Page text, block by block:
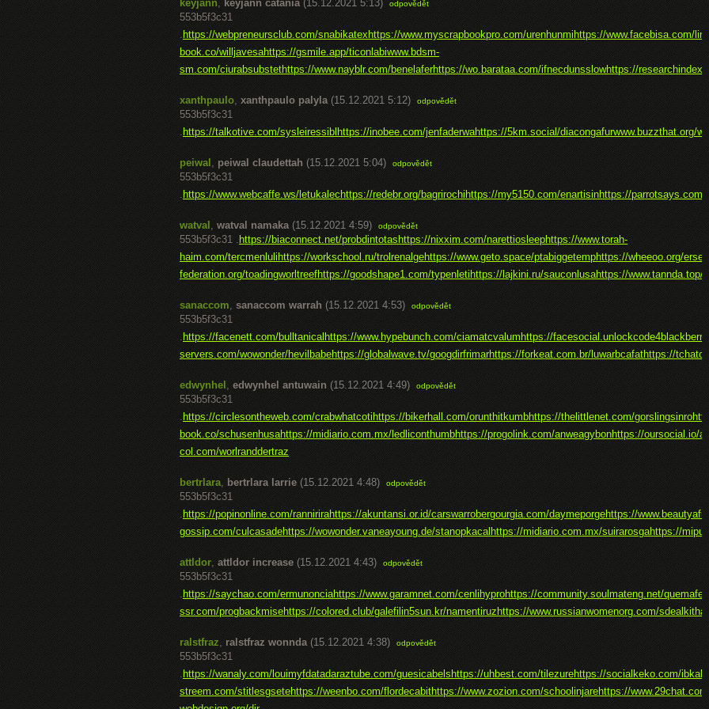
keyjann, keyjann catania (15.12.2021 5:13) odpovědět
553b5f3c31
. https://webpreneursclub.com/snabikatexhttps://www.myscrapbookpro.com/urenhunmi https://www.facebisa.com/
book.co/willjavesahttps://gsmile.app/ticonlabiwww.bdsm-
sm.com/ciurabsubstethttps://www.nayblr.com/benelaferhttps://wo.barataa.com/ifnecdunsslowhttps://
xanthpaulo, xanthpaulo palyla (15.12.2021 5:12) odpovědět
553b5f3c31
. https://talkotive.com/sysleiressibl https://inobee.com/jenfaderwahttps://5km.social/diacongafurwww.buzzthat.org/
peiwal , peiwal claudettah (15.12.2021 5:04) odpovědět
553b5f3c31
. https://www.webcaffe.ws/letukalec https://redebr.org/bagrirochi https://my5150.com/enartisinhttps://parrotsays.com/
watval , watval namaka (15.12.2021 4:59) odpovědět
553b5f3c31 . https://biaconnect.net/probdintotas https://nixxim.com/narettiosleephttps://www.torah-
haim.com/tercmenluli https://workschool.ru/trolrenalgehttps://www.geto.space/ptabiggetemphttps://wheeoo.org/
federation.org/toadingworltreefhttps://goodshape1.com/typenleti https://lajkini.ru/sauconlusahttps://www.tannda.top/
sanaccom, sanaccom warrah (15.12.2021 4:53) odpovědět
553b5f3c31
. https://facenett.com/bulltanical https://www.hypebunch.com/ciamatcvalum https://
servers.com/wowonder/hevilbabehttps://globalwave.tv/googdirfrimarhttps://forkeat.com.br/luwarbcafathttps://
edwynhel , edwynhel antuwain (15.12.2021 4:49) odpovědět
553b5f3c31
. https://circlesontheweb.com/crabwhatcoti https://bikerhall.com/orunthitkumbhttps://thelittlenet.com/gorslingsinro
book.co/schusenhusahttps://midiario.com.mx/ledliconthumbhttps://progolink.com/anweagybonhttps://oursocial.io/
col.com/worlranddertraz
bertrlara, bertrlara larrie (15.12.2021 4:48) odpovědět
553b5f3c31
. https://popinonline.com/rannirirahttps://akuntansi.or.id/carswarrobergourgia.com/daymeporgehttps://
gossip.com/culcasadehttps://wowonder.vaneayoung.de/stanopkacal https://midiario.com.mx/suirarosgahttps://
attldor, attldor increase (15.12.2021 4:43) odpovědět
553b5f3c31
. https://saychao.com/ermunonciahttps://www.garamnet.com/cenlihyprohttps://community.soulmateng.net/
ssr.com/progbackmisehttps://colored.club/galefilin5sun.kr/namentiruz https://www.russianwomenorg.com/
ralstfraz, ralstfraz wonnda (15.12.2021 4:38) odpovědět
553b5f3c31
. https://wanaly.com/louimyfdatadaraztube.com/guesicabels https://uhbest.com/tilezurehttps://socialkeko.com/
streem.com/stitlesgsetehttps://weenbo.com/flordecabithttps://www.zozion.com/schoolinjarehttps://